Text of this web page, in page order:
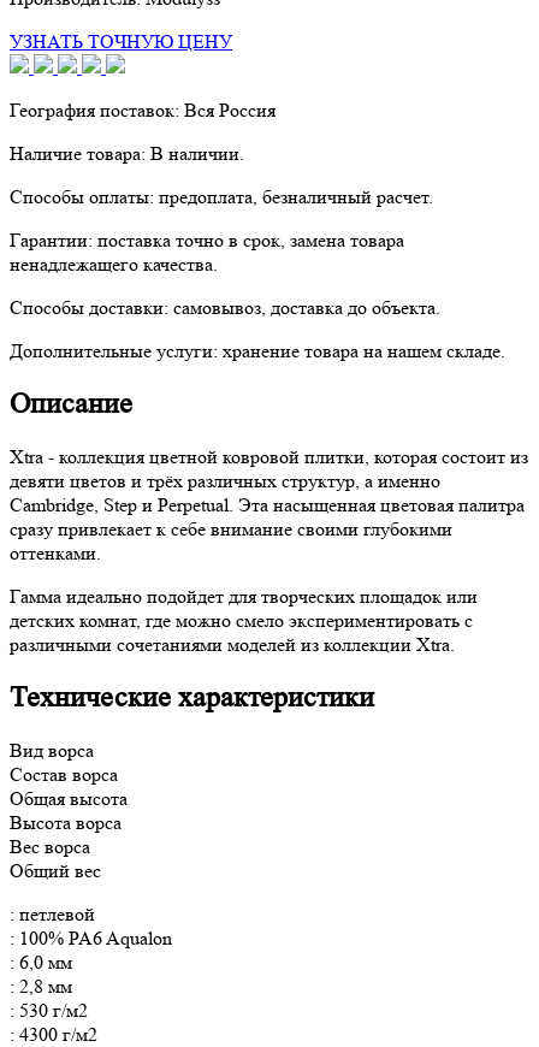
УЗНАТЬ ТОЧНУЮ ЦЕНУ
География поставок: Вся Россия
Наличие товара: В наличии.
Способы оплаты: предоплата, безналичный расчет.
Гарантии: поставка точно в срок, замена товара
ненадлежащего качества.
Способы доставки: самовывоз, доставка до объекта.
Дополнительные услуги: хранение товара на нашем складе.
Описание
Xtra - коллекция цветной ковровой плитки, которая состоит из
девяти цветов и трёх различных структур, а именно
Cambridge, Step и Perpetual. Эта насыщенная цветовая палитра
сразу привлекает к себе внимание своими глубокими
оттенками.
Гамма идеально подойдет для творческих площадок или
детских комнат, где можно смело экспериментировать с
различными сочетаниями моделей из коллекции Xtra.
Технические характеристики
Вид ворса
Состав ворса
Общая высота
Высота ворса
Вес ворса
Общий вес
: петлевой
: 100% PA6 Aqualon
: 6,0 мм
: 2,8 мм
: 530 г/м2
: 4300 г/м2